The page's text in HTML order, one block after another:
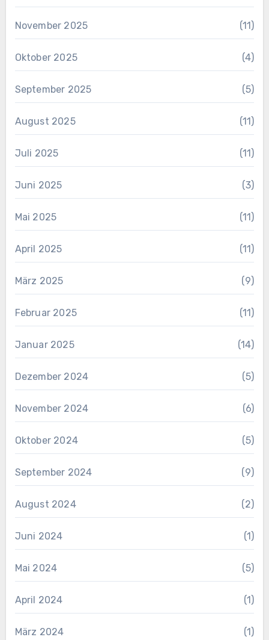
November 2025 (11)
Oktober 2025 (4)
September 2025 (5)
August 2025 (11)
Juli 2025 (11)
Juni 2025 (3)
Mai 2025 (11)
April 2025 (11)
März 2025 (9)
Februar 2025 (11)
Januar 2025 (14)
Dezember 2024 (5)
November 2024 (6)
Oktober 2024 (5)
September 2024 (9)
August 2024 (2)
Juni 2024 (1)
Mai 2024 (5)
April 2024 (1)
März 2024 (1)